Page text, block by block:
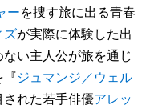
ーを捜す旅に出る青春
ズが実際に体験した出
い主人公が旅を通じ
『ジュマンジ／ウェル
された若手俳優アレッ